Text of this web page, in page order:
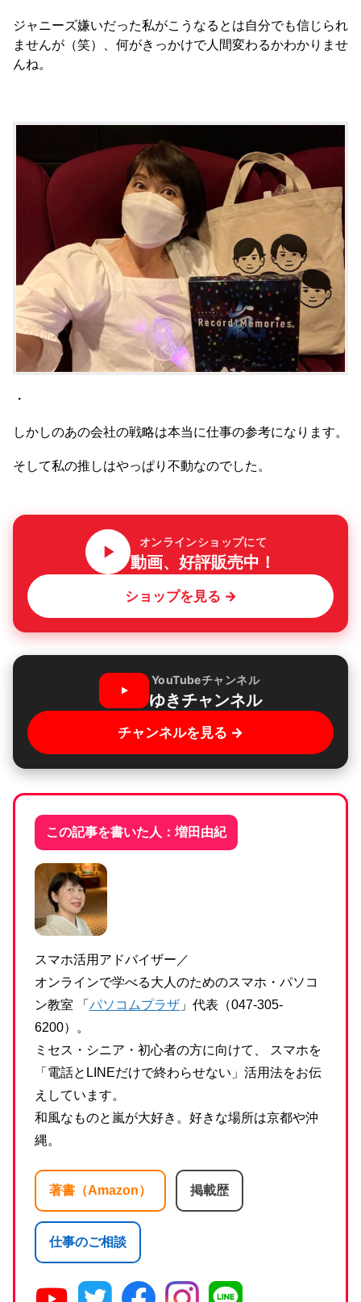
ジャニーズ嫌いだった私がこうなるとは自分でも信じられ
ませんが（笑）、何がきっかけで人間変わるかわかりませ
んね。
・
しかしのあの会社の戦略は本当に仕事の参考になります。
そして私の推しはやっぱり不動なのでした。
オンラインショップにて
動画、好評販売中！
ショップを見る →
YouTubeチャンネル
ゆきチャンネル
チャンネルを見る →
この記事を書いた人：増田由紀
スマホ活用アドバイザー／
オンラインで学べる大人のためのスマホ・パソコ
ン教室 「 パソコムプラザ 」代表（047-305-
6200）。
ミセス・シニア・初心者の方に向けて、 スマホを
「電話とLINEだけで終わらせない」活用法をお伝
えしています。
和風なものと嵐が大好き。好きな場所は京都や沖
縄。
著書（Amazon） 掲載歴
仕事のご相談